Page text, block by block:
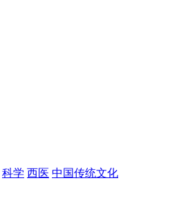
科学 西医 中国传统文化